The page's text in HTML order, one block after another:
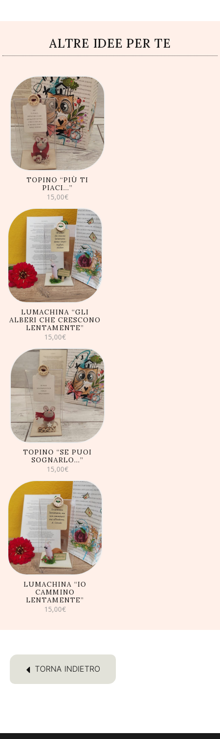
ALTRE IDEE PER TE
AGGIUNGI AL
CARRELLO
TOPINO “PIÙ TI
PIACI…”
15,00€
AGGIUNGI AL
CARRELLO
LUMACHINA “GLI
ALBERI CHE CRESCONO
LENTAMENTE”
15,00€
AGGIUNGI AL
CARRELLO
TOPINO “SE PUOI
SOGNARLO…”
15,00€
AGGIUNGI AL
CARRELLO
LUMACHINA “IO
CAMMINO
LENTAMENTE”
15,00€
TORNA INDIETRO